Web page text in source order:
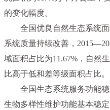
的变化幅度。
全国优良自然生态系统
系统质量持续改善，
域面积占比为11.67%，自然
比高于低和差等级面积占比。
全国生态系统服务功能
生物多样性维护功能基本稳